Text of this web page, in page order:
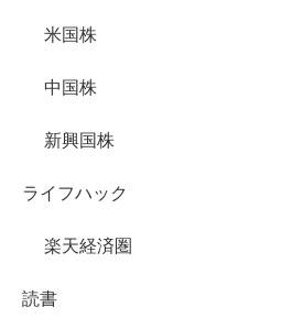
米国株
中国株
新興国株
ライフハック
楽天経済圏
読書